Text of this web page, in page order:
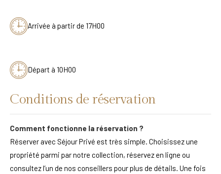
Arrivée à partir de 17H00
Départ à 10H00
Conditions de réservation
Comment fonctionne la réservation ?
Réserver avec Séjour Privé est très simple. Choisissez une
propriété parmi par notre collection, réservez en ligne ou
consultez l’un de nos conseillers pour plus de détails. Une fois